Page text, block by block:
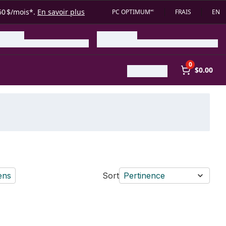
$/mois*. En savoir plus PC OPTIMUM🅪 FRAIS EN
0
$0.00
Sort Pertinence